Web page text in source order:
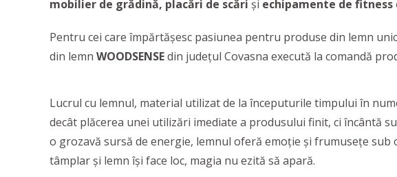
mobilier de grădină, placări de scări și echipamente de fitness
Pentru cei care împărtășesc pasiunea pentru produse din lemn
din lemn WOODSENSEdin județul Covasna execută la comandă
Lucrul cu lemnul, material utilizat de la începuturile timpului în
decât plăcerea unei utilizări imediate a produsului finit, ci încântă
o grozavă sursă de energie, lemnul oferă emoție și frumusețe
tâmplar și lemn își face loc, magia nu ezită să apară.